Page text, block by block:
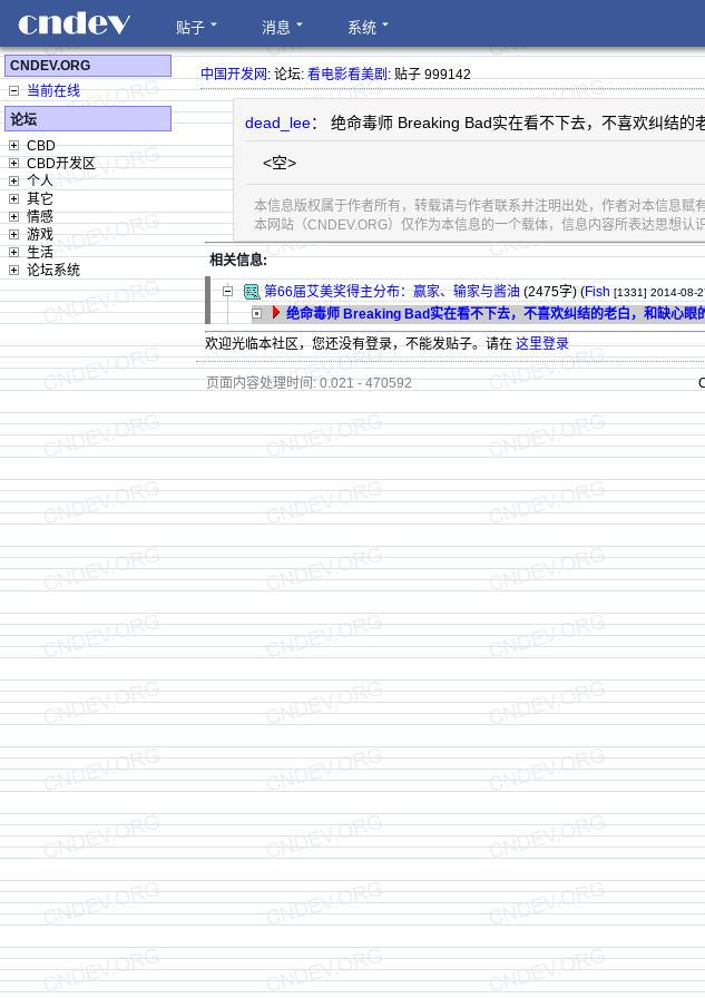
贴子 消息 系统
CNDEV.ORG
当前在线
论坛
CBD
CBD开发区
个人
其它
情感
游戏
生活
论坛系统
中国开发网: 论坛:看电影看美剧: 贴子 999142
dead_lee： 绝命毒师 Breaking Bad实在看不下去，不喜欢纠结的
<空>
本信息版权属于作者所有，转载请与作者联系并注明出处，作者对本信息赋
本网站（CNDEV.ORG）仅作为本信息的一个载体，信息内容所表达思想认
相关信息:
第66届艾美奖得主分布：赢家、输家与酱油 (2475字)(Fish [1331] 2014-08-
绝命毒师 Breaking Bad实在看不下去，不喜欢纠结的老白，和缺心眼
欢迎光临本社区，您还没有登录，不能发贴子。请在这里登录
页面内容处理时间: 0.021 - 470592